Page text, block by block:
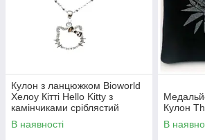
Кулон з ланцюжком Bioworld
Хелоу Кітті Hello Kitty з
камінчиками сріблястий
(23147)
В наявності
Кулон
В